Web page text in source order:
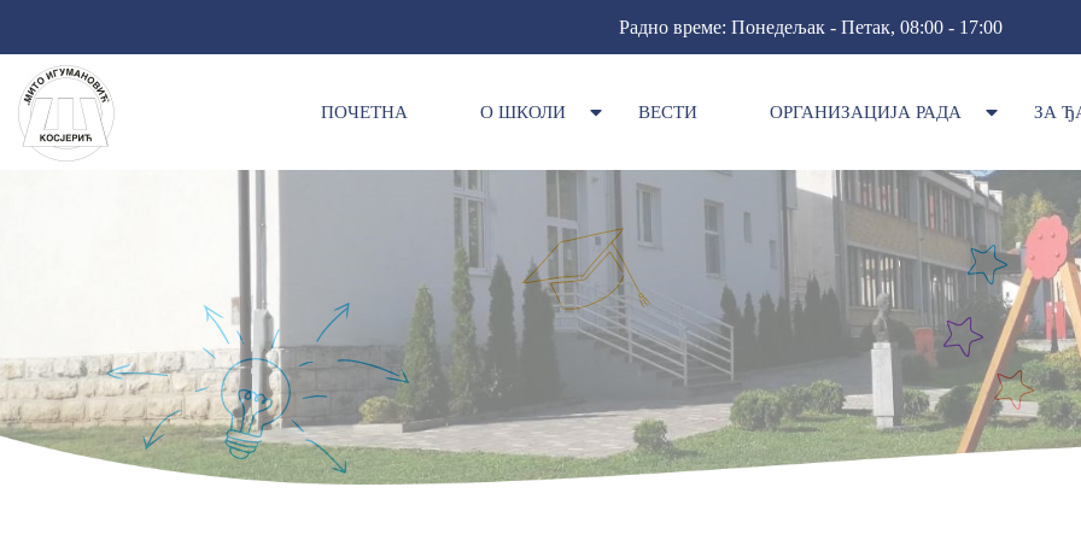
Радно време: Понедељак - Петак, 08:00 - 17:00
ПОЧЕТНА О ШКОЛИ ВЕСТИ ОРГАНИЗАЦИЈА РАДА ЗА